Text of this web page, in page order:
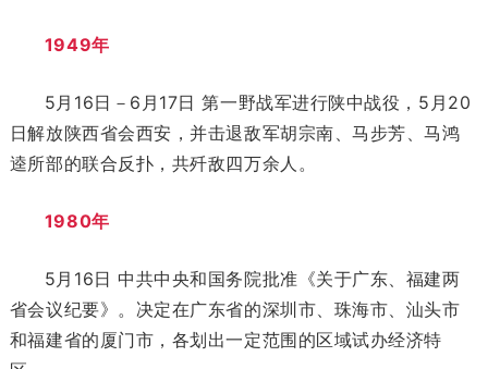
1949年
5月16日－6月17日 第一野战军进行陕中战役，5月20
日解放陕西省会西安，并击退敌军胡宗南、马步芳、马鸿
逵所部的联合反扑，共歼敌四万余人。
1980年
5月16日 中共中央和国务院批准《关于广东、福建两
省会议纪要》。决定在广东省的深圳市、珠海市、汕头市
和福建省的厦门市，各划出一定范围的区域试办经济特